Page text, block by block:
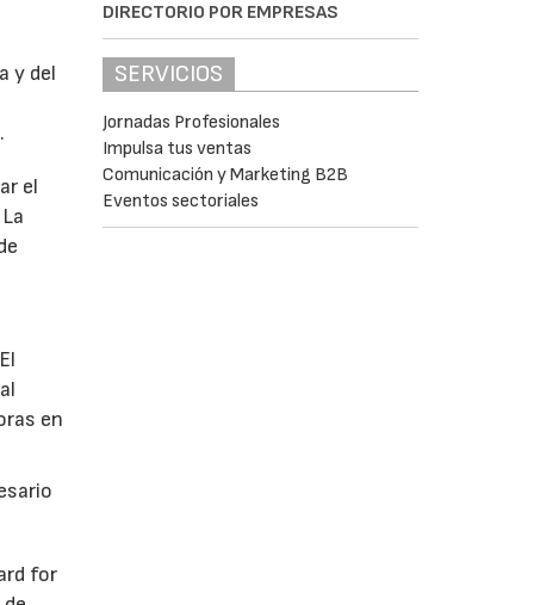
y del
el
en
for
DIRECTORIO POR EMPRESAS
SERVICIOS
Jornadas Profesionales
Impulsa tus ventas
Comunicación y Marketing B2B
Eventos sectoriales